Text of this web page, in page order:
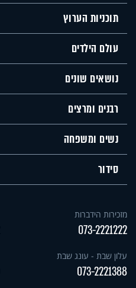
תוכניות הערוץ
עולם הילדים
נושאים שונים
רבנים ומרצים
נשים ומשפחה
סידור
מזכירות הידברות
073-2221222
עלון שבת - עונג שבת
073-2221388